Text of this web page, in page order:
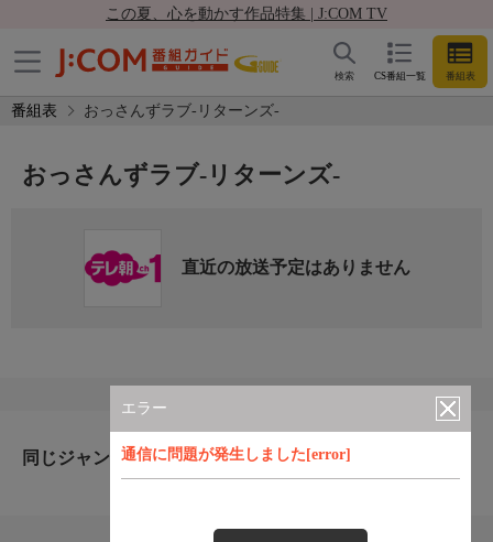
この夏、心を動かす作品特集 | J:COM TV
CS番組一覧 番組表
検索
番組表 おっさんずラブ-リターンズ-
エラー
通信に問題が発生しました[error]
おっさんずラブ-リターンズ-
直近の放送予定はありません
同じジャンルのおすすめ番組